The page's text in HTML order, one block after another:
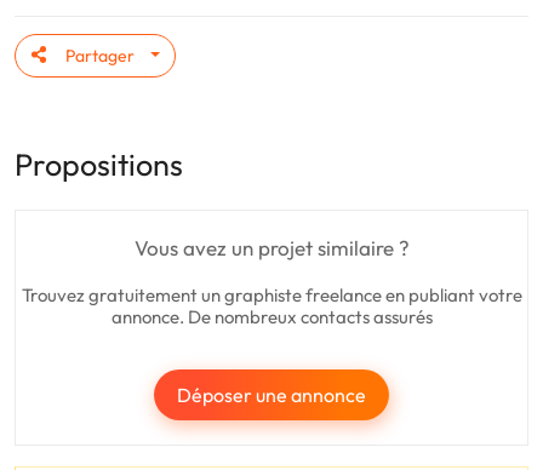
Partager
Propositions
Vous avez un projet similaire ?
Trouvez gratuitement un graphiste freelance en publiant votre
annonce. De nombreux contacts assurés
Déposer une annonce